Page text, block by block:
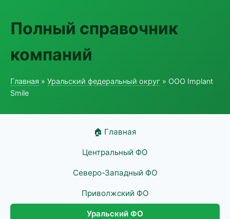
Полный справочник
компаний
Главная » Уральский федеральный округ » ООО Implant
Smile
🏠 Главная
Центральный ФО
Северо-Западный ФО
Приволжский ФО
Уральский ФО